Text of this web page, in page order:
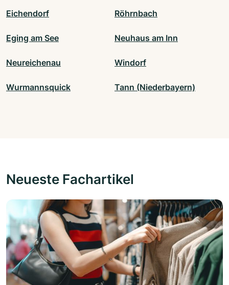
Eichendorf Röhrnbach
Eging am See Neuhaus am Inn
Neureichenau Windorf
Wurmannsquick Tann (Niederbayern)
Neueste Fachartikel